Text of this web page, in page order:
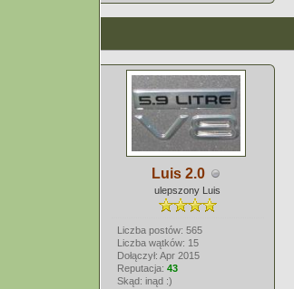
Luis 2.0
ulepszony Luis
Liczba postów: 565
Liczba wątków: 15
Dołączył: Apr 2015
Reputacja: 43
Skąd: inąd :)